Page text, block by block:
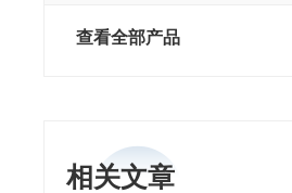
查看全部产品
相关文章